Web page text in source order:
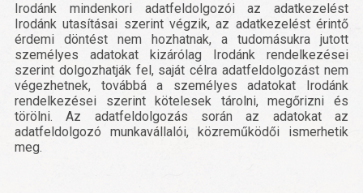
Irodánk mindenkori adatfeldolgozói az adatkezelést
Irodánk utasításai szerint végzik, az adatkezelést érintő
érdemi döntést nem hozhatnak, a tudomásukra jutott
személyes adatokat kizárólag Irodánk rendelkezései
szerint dolgozhatják fel, saját célra adatfeldolgozást nem
végezhetnek, továbbá a személyes adatokat Irodánk
rendelkezései szerint kötelesek tárolni, megőrizni és
törölni. Az adatfeldolgozás során az adatokat az
adatfeldolgozó munkavállalói, közreműködői ismerhetik
meg.